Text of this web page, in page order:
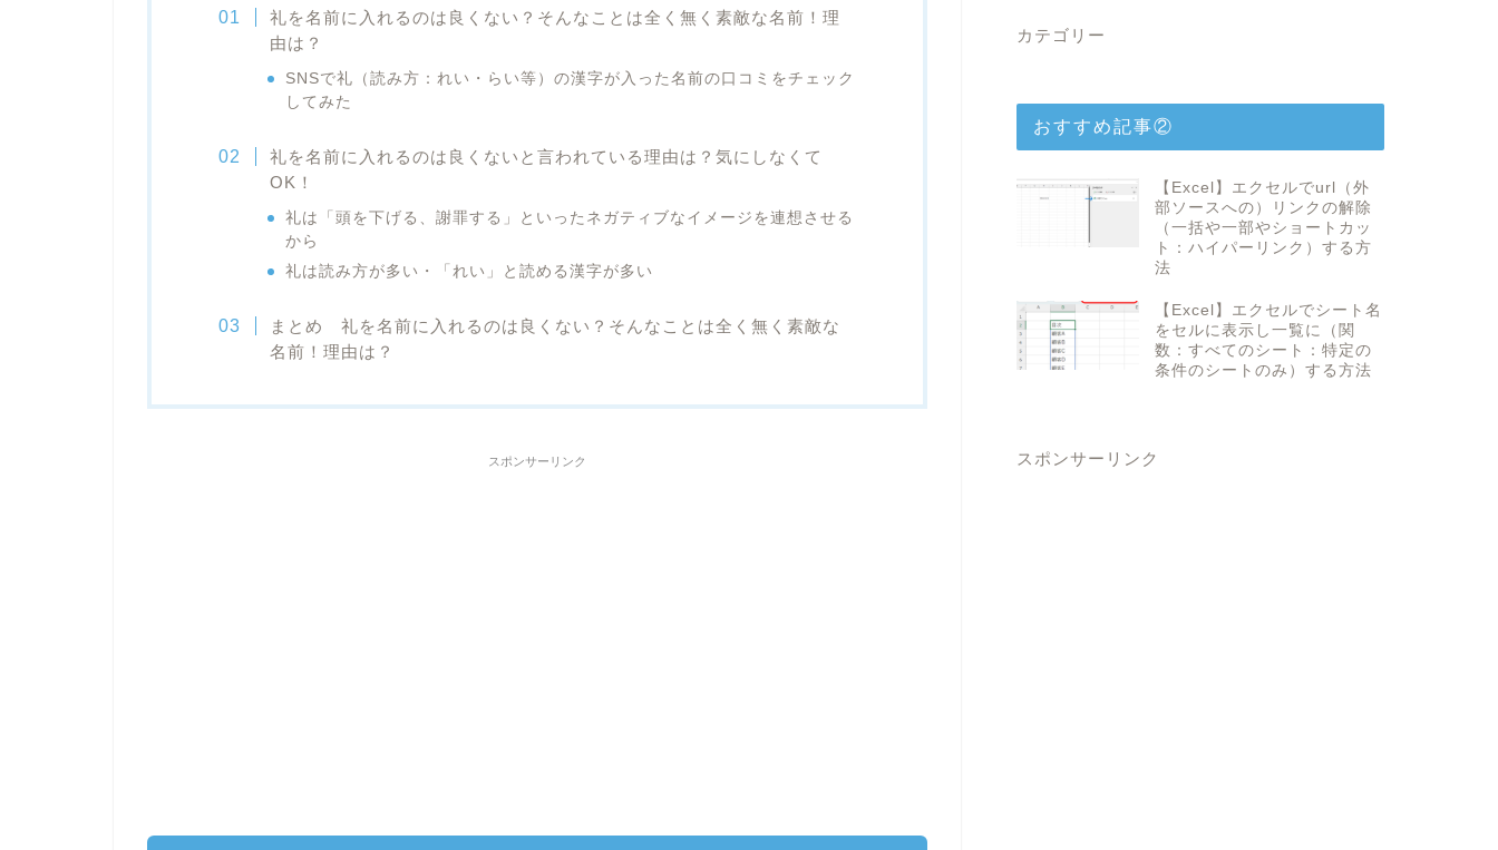
礼を名前に入れるのは良くない？そんなことは全く無く素敵な名前！理
由は？
SNSで礼（読み方：れい・らい等）の漢字が入った名前の口コミをチェック
してみた
礼を名前に入れるのは良くないと言われている理由は？気にしなくて
OK！
礼は「頭を下げる、謝罪する」といったネガティブなイメージを連想させる
から
礼は読み方が多い・「れい」と読める漢字が多い
まとめ 礼を名前に入れるのは良くない？そんなことは全く無く素敵な
名前！理由は？
スポンサーリンク
カテゴリー
おすすめ記事②
【Excel】エクセルでurl（外
部ソースへの）リンクの解除
（一括や一部やショートカッ
ト：ハイパーリンク）する方
法
【Excel】エクセルでシート名
をセルに表示し一覧に（関
数：すべてのシート：特定の
条件のシートのみ）する方法
スポンサーリンク